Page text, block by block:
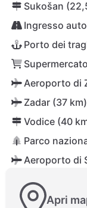
Sukošan
Ingresso
Porto dei
Aeroporto di
Zadar (37 km)
Vodice (40
Parco
Aeroporto di
Apri